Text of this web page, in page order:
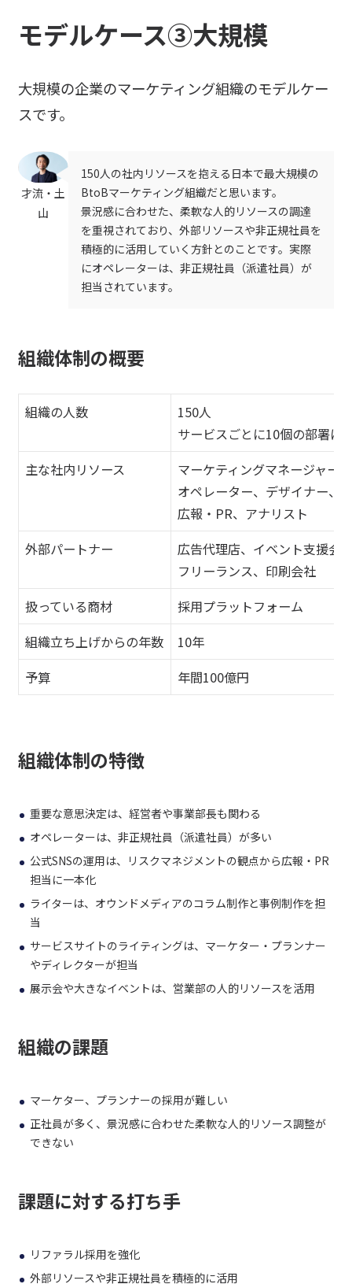
モデルケース③大規模
大規模の企業のマーケティング組織のモデルケー
スです。
才流・土
山
150人の社内リソースを抱える日本で最大規模の
BtoBマーケティング組織だと思います。
景況感に合わせた、柔軟な人的リソースの調達
を重視されており、外部リソースや非正規社員を
積極的に活用していく方針とのことです。実際
にオペレーターは、非正規社員（派遣社員）が
担当されています。
組織体制の概要
組織の人数
150人
サービスごとに10個の部署に
主な社内リソース
マーケティングマネージャー
オペレーター、デザイナー、
広報・PR、アナリスト
外部パートナー
広告代理店、イベント支援会
フリーランス、印刷会社
扱っている商材
採用プラットフォーム
組織立ち上げからの年数
10年
予算
年間100億円
組織体制の特徴
重要な意思決定は、経営者や事業部長も関わる
オペレーターは、非正規社員（派遣社員）が多い
公式SNSの運用は、リスクマネジメントの観点から広報・PR
担当に一本化
ライターは、オウンドメディアのコラム制作と事例制作を担
当
サービスサイトのライティングは、マーケター・プランナー
やディレクターが担当
展示会や大きなイベントは、営業部の人的リソースを活用
組織の課題
マーケター、プランナーの採用が難しい
正社員が多く、景況感に合わせた柔軟な人的リソース調整が
できない
課題に対する打ち手
リファラル採用を強化
外部リソースや非正規社員を積極的に活用